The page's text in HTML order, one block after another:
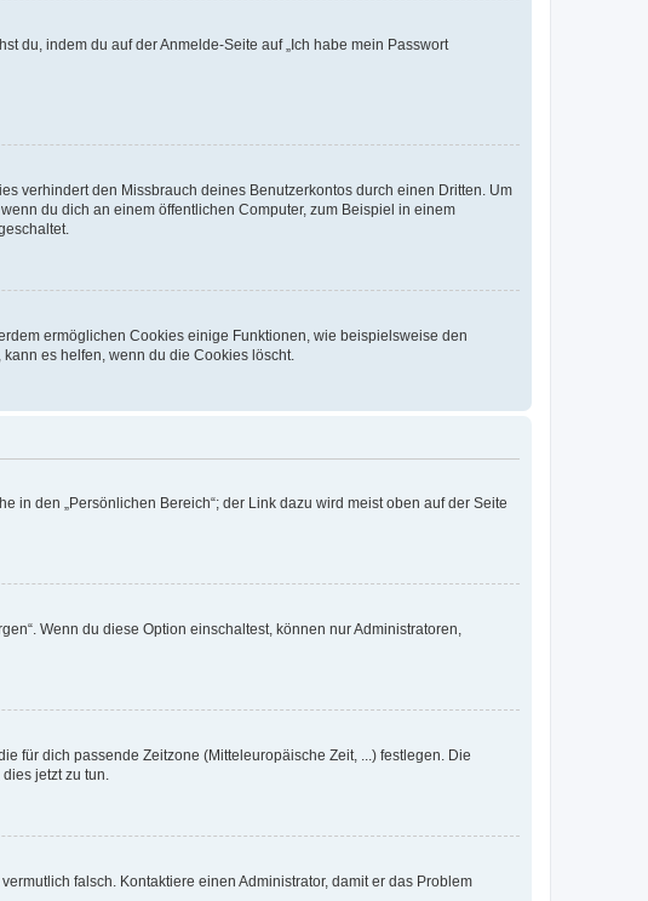
du, indem du auf der Anmelde-Seite auf „Ich habe mein Passwort
verhindert den Missbrauch deines Benutzerkontos durch einen Dritten. Um
du dich an einem öffentlichen Computer, zum Beispiel in einem
ermöglichen Cookies einige Funktionen, wie beispielsweise den
es helfen, wenn du die Cookies löscht.
den „Persönlichen Bereich“; der Link dazu wird meist oben auf der Seite
Wenn du diese Option einschaltest, können nur Administratoren,
für dich passende Zeitzone (Mitteleuropäische Zeit, ...) festlegen. Die
jetzt zu tun.
falsch. Kontaktiere einen Administrator, damit er das Problem